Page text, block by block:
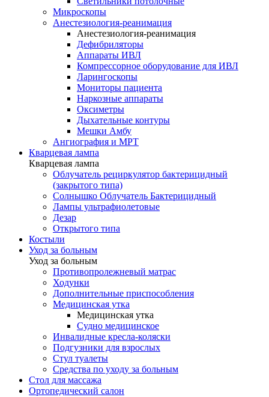
Микроскопы
Анестезиология-реанимация
Анестезиология-реанимация
Дефибриляторы
Аппараты ИВЛ
Компрессорное оборудование для ИВЛ
Ларингоскопы
Мониторы пациента
Наркозные аппараты
Оксиметры
Дыхательные контуры
Мешки Амбу
Ангиография и МРТ
Кварцевая лампа
Кварцевая лампа
Облучатель рециркулятор бактерицидный
(закрытого типа)
Солнышко Облучатель Бактерицидный
Лампы ультрафиолетовые
Дезар
Открытого типа
Костыли
Уход за больным
Уход за больным
Противопролежневый матрас
Ходунки
Дополнительные приспособления
Медицинская утка
Медицинская утка
Судно медицинское
Инвалидные кресла-коляски
Подгузники для взрослых
Стул туалеты
Средства по уходу за больным
Cтол для массажа
Ортопедический салон